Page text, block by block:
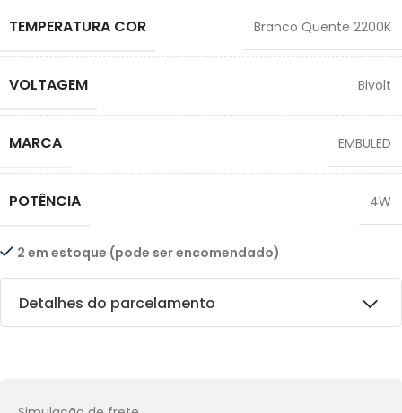
TEMPERATURA COR Branco Quente 2200K
VOLTAGEM Bivolt
MARCA EMBULED
POTÊNCIA 4W
2 em estoque (pode ser encomendado)
Detalhes do parcelamento